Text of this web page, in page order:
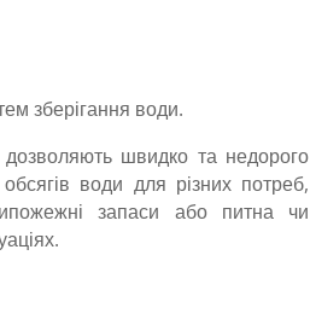
зберігання води.
дозволяють швидко та недорого
води для різних потреб,
запаси або питна чи